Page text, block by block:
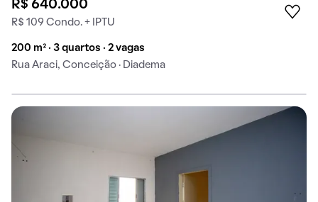
R$ 640.000
R$ 109 Condo. + IPTU
200 m² · 3 quartos · 2 vagas
Rua Araci, Conceição · Diadema